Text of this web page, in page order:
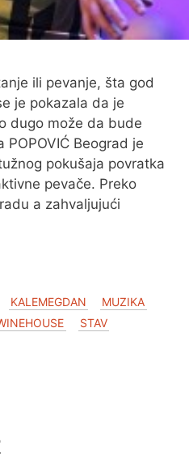
ili pevanje, šta god
je pokazala da je
dugo može da bude
Beograd je
pokušaja povratka
pevače. Preko
a zahvaljujući
KALEMEGDAN
MUZIKA
STAV